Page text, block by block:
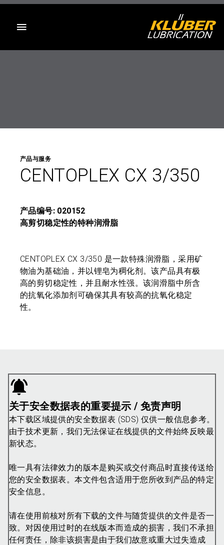
产品与服务
CENTOPLEX CX 3/350
产品编号: 020152
高剪切稳定性的特种润滑脂
CENTOPLEX CX 3/350 是一款特殊润滑脂，采用矿
物油为基础油，并以锂皂为稠化剂。该产品具有极
高的剪切稳定性，并且耐水性强。该润滑脂中所含
的抗氧化添加剂可确保其具有较高的抗氧化稳定
性。
关于安全数据表的重要提示 / 免责声明
本下载区域提供的安全数据表 (SDS) 仅供一般信息参考。
由于技术更新，我们无法保证在线提供的文件始终反映最
新状态。
唯一具有法律效力的版本是购买或交付商品时直接传送给
您的安全数据表。本文件包含适用于您所收到产品的特定
安全信息。
请在使用前核对所有下载的文件与随货提供的文件是否一
致。对因使用过时的在线版本而造成的损害，我们不承担
任何责任，除非该损害是由于我们故意或重大过失造成